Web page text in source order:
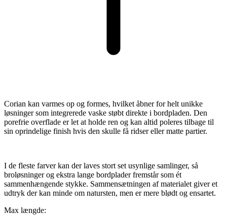
Corian kan varmes op og formes, hvilket åbner for helt unikke
løsninger som integrerede vaske støbt direkte i bordpladen. Den
porefrie overflade er let at holde ren og kan altid poleres tilbage til
sin oprindelige finish hvis den skulle få ridser eller matte partier.
I de fleste farver kan der laves stort set usynlige samlinger, så
broløsninger og ekstra lange bordplader fremstår som ét
sammenhængende stykke. Sammensætningen af materialet giver et
udtryk der kan minde om natursten, men er mere blødt og ensartet.
Max længde: